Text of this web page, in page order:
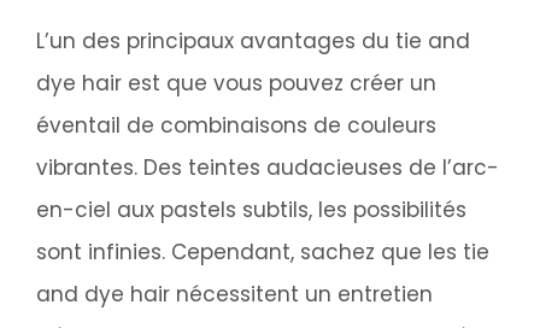
L’un des principaux avantages du tie and
dye hair est que vous pouvez créer un
éventail de combinaisons de couleurs
vibrantes. Des teintes audacieuses de l’arc-
en-ciel aux pastels subtils, les possibilités
sont infinies. Cependant, sachez que les tie
and dye hair nécessitent un entretien